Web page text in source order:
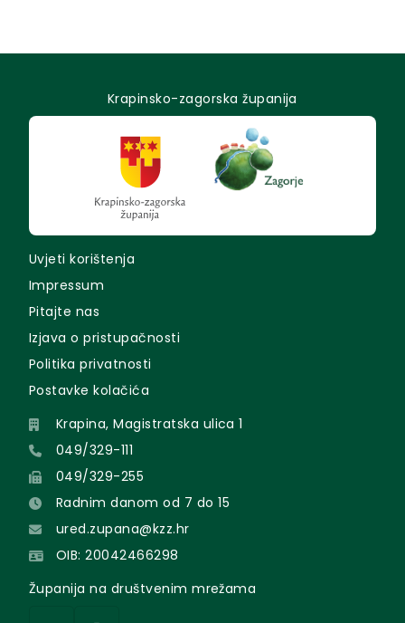
Krapinsko-zagorska županija
Uvjeti korištenja
Impressum
Pitajte nas
Izjava o pristupačnosti
Politika privatnosti
Postavke kolačića
Krapina, Magistratska ulica 1
049/329-111
049/329-255
Radnim danom od 7 do 15
ured.zupana@kzz.hr
OIB: 20042466298
Županija na društvenim mrežama